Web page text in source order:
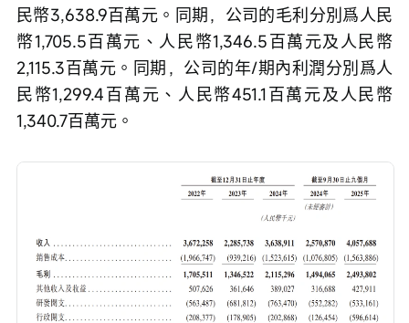
民幣3,638.9百萬元。同期，公司的毛利分別爲人民
幣1,705.5百萬元、人民幣1,346.5百萬元及人民幣
2,115.3百萬元。同期，公司的年/期內利潤分別爲人
民幣1,299.4百萬元、人民幣451.1百萬元及人民幣
1,340.7百萬元。